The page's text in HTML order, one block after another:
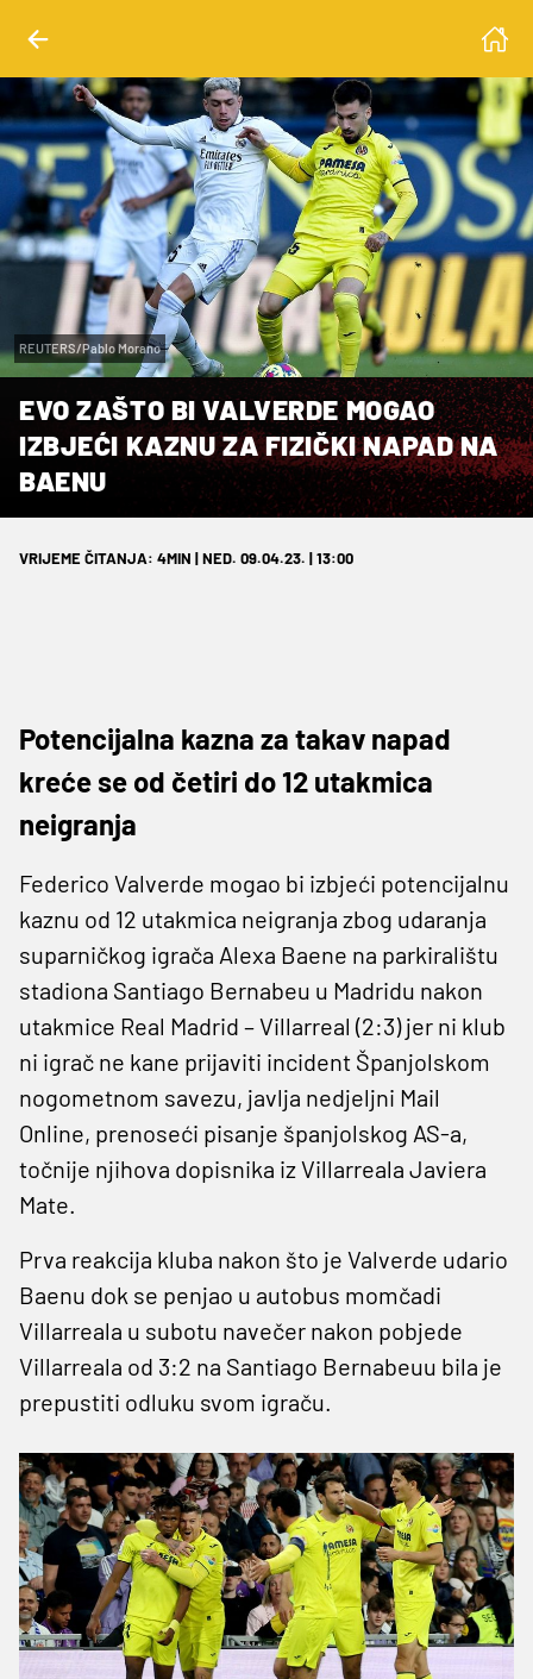
REUTERS/Pablo Morano
EVO ZAŠTO BI VALVERDE MOGAO
IZBJEĆI KAZNU ZA FIZIČKI NAPAD NA
BAENU
VRIJEME ČITANJA: 4MIN | NED. 09.04.23. | 13:00
Potencijalna kazna za takav napad
kreće se od četiri do 12 utakmica
neigranja
Federico Valverde mogao bi izbjeći potencijalnu
kaznu od 12 utakmica neigranja zbog udaranja
suparničkog igrača Alexa Baene na parkiralištu
stadiona Santiago Bernabeu u Madridu nakon
utakmice Real Madrid – Villarreal (2:3) jer ni klub
ni igrač ne kane prijaviti incident Španjolskom
nogometnom savezu, javlja nedjeljni Mail
Online, prenoseći pisanje španjolskog AS-a,
točnije njihova dopisnika iz Villarreala Javiera
Mate.
Prva reakcija kluba nakon što je Valverde udario
Baenu dok se penjao u autobus momčadi
Villarreala u subotu navečer nakon pobjede
Villarreala od 3:2 na Santiago Bernabeuu bila je
prepustiti odluku svom igraču.